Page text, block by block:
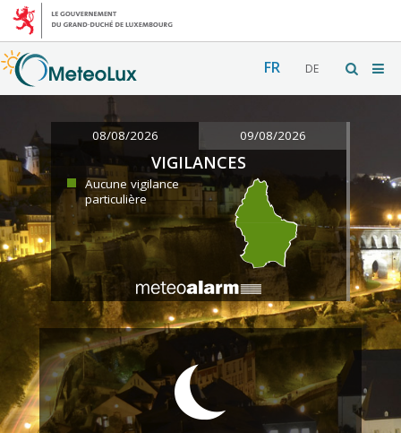
FR DE
08/08/2026 09/08/2026
VIGILANCES
Aucune vigilance
particulière